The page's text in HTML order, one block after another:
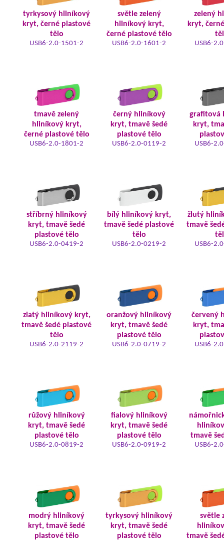
tyrkysový hliníkový
kryt, černé plastové
tělo
USB6-2.0-1501-2
světle zelený
hliníkový kryt,
černé plastové tělo
USB6-2.0-1601-2
zelený
kryt,
USB6-
tmavě zelený
hliníkový kryt,
černé plastové tělo
USB6-2.0-1801-2
černý hliníkový
kryt, tmavě šedé
plastové tělo
USB6-2.0-0119-2
grafitová
kryt,
USB6-
stříbrný hliníkový
kryt, tmavě šedé
plastové tělo
USB6-2.0-0419-2
bílý hliníkový kryt,
tmavě šedé plastové
tělo
USB6-2.0-0219-2
žlutý
tmavě
USB6-
zlatý hliníkový kryt,
tmavě šedé plastové
tělo
USB6-2.0-2119-2
oranžový hliníkový
kryt, tmavě šedé
plastové tělo
USB6-2.0-0719-2
červený
kryt,
USB6-
růžový hliníkový
kryt, tmavě šedé
plastové tělo
USB6-2.0-0819-2
fialový hliníkový
kryt, tmavě šedé
plastové tělo
USB6-2.0-0919-2
tmavě
USB6-
modrý hliníkový
kryt, tmavě šedé
plastové tělo
tyrkysový hliníkový
kryt, tmavě šedé
plastové tělo
světle
tmavě